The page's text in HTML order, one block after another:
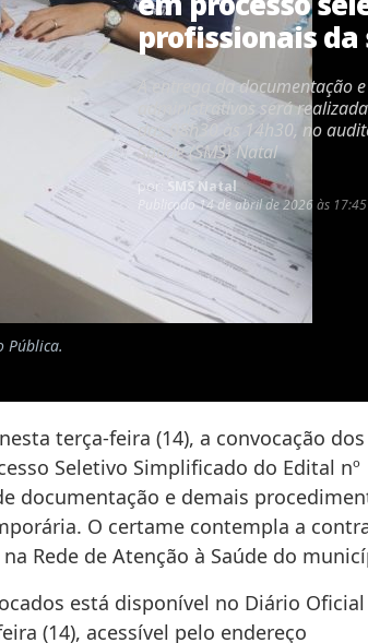
Pública.
profissionais da
A entrega da documentação
administrativos será
das 08h30 às 14h30, no
Saúde (SMS) Natal
por: SMS Natal
Publicado14 de abril de 2026 às 17:45
terça-feira (14), a convocação dos
Seletivo Simplificado do Edital nº
documentação e demais
O certame contempla a
Rede de Atenção à Saúde do
está disponível no Diário
(14), acessível pelo endereço